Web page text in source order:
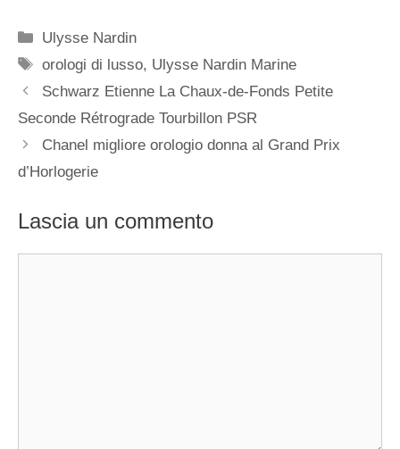
Categorie
Ulysse Nardin
Tag
orologi di lusso, Ulysse Nardin Marine
Navigazione
articolo
Schwarz Etienne La Chaux-de-Fonds Petite
Seconde Rétrograde Tourbillon PSR
Chanel migliore orologio donna al Grand Prix
d’Horlogerie
Lascia un commento